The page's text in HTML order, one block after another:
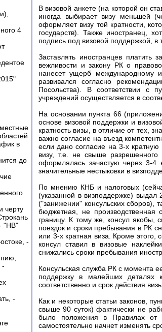
4
в
до
черту
"НВ"
-
-
-
В визовой анкете (на которой он
иногда выбирает визу меньшей
оформляет визу той кратности,
государств). Также иностранец,
подпись под визовой поддержкой, в
Заставлять иностранцев платить
вежливости и закону РК о
нанесет ущерб международному
развивался согласно
Посольства). В соответствии с
учреждений осуществляется в
На основании пункта 66
основе визовой поддержки и
кратность визы, в отличие от тех,
важно согласие на въезд
если дано согласие на 3-х
визу, т.е. не свыше
оформлялась зачастую через 3-
значительные нестыковки в
По мнению КНБ и налоговых
(указанной в визподдержке) выдал
("занижении" консульских сборов),
бюджетная, не производственная
границу. К тому же, консул якобы,
поездок и сроки пребывания в РК
или 3-х кратная виза. Кроме
консул ставил в визовые
снижались сроки пребывания
Консульская служба РК с момента
поддержку в малейших деталях
соответственно и срок действия
Как и некоторые статьи законов,
свыше 90 суток) фактически не
было положения в Правилах от
самостоятельно начнет изменять